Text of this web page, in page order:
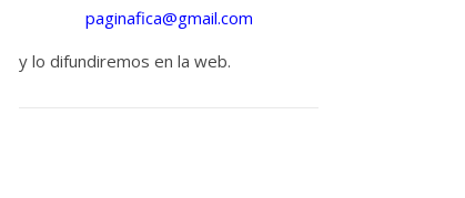
paginafica@gmail.com
y lo difundiremos en la web.